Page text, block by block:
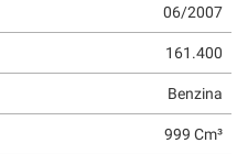
06/2007
161.400
Benzina
999 Cm³